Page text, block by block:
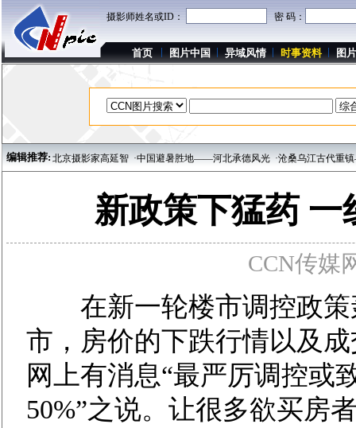
摄影师姓名或ID： 密 码：
首页 图片中国 异域风情 时事资料 图
编辑推荐:
北京摄影家高延智 ·中国避暑胜地——河北承德风光 ·沧桑乌江古代重镇——重庆酉
新政策下猛药
CCN传媒
在新一轮楼市调控政策
市，房价的下跌行情以及
网上有消息“最严厉调控或
50%”之说。让很多欲买房